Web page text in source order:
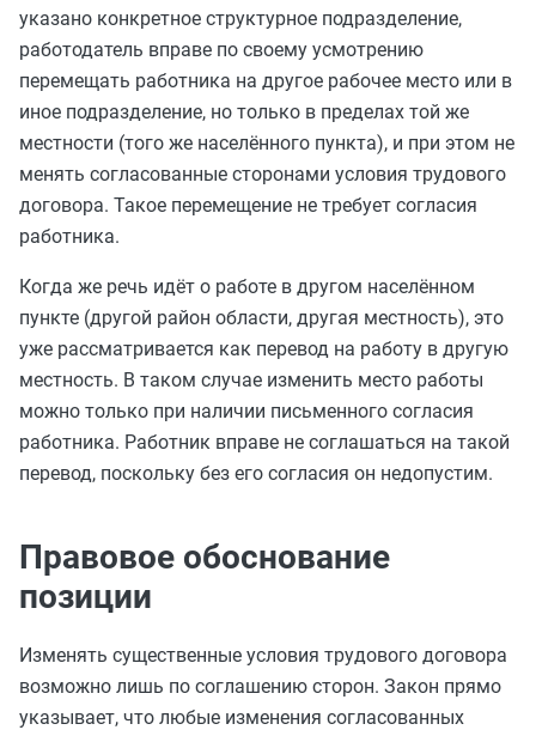
указано конкретное структурное подразделение,
работодатель вправе по своему усмотрению
перемещать работника на другое рабочее место или в
иное подразделение, но только в пределах той же
местности (того же населённого пункта), и при этом не
менять согласованные сторонами условия трудового
договора. Такое перемещение не требует согласия
работника.
Когда же речь идёт о работе в другом населённом
пункте (другой район области, другая местность), это
уже рассматривается как перевод на работу в другую
местность. В таком случае изменить место работы
можно только при наличии письменного согласия
работника. Работник вправе не соглашаться на такой
перевод, поскольку без его согласия он недопустим.
Правовое обоснование
позиции
Изменять существенные условия трудового договора
возможно лишь по соглашению сторон. Закон прямо
указывает, что любые изменения согласованных